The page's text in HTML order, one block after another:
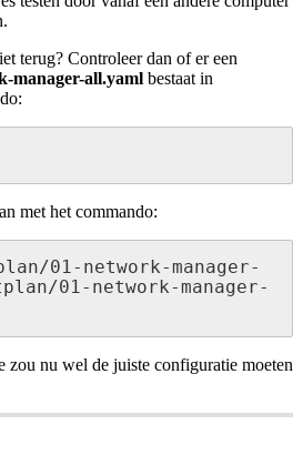
terug? Controleer dan of er een
manager-all.yaml bestaat in
met het commando:
01-network-manager-
01-network-manager-
zou nu wel de juiste configuratie moeten